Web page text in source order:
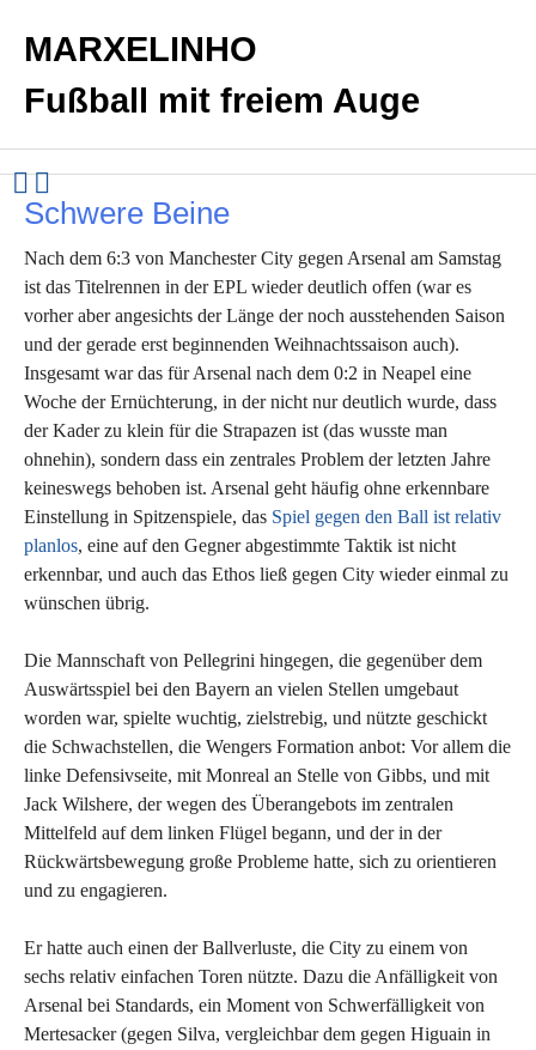
MARXELINHO
Fußball mit freiem Auge
Schwere Beine
Nach dem 6:3 von Manchester City gegen Arsenal am Samstag
ist das Titelrennen in der EPL wieder deutlich offen (war es
vorher aber angesichts der Länge der noch ausstehenden Saison
und der gerade erst beginnenden Weihnachtssaison auch).
Insgesamt war das für Arsenal nach dem 0:2 in Neapel eine
Woche der Ernüchterung, in der nicht nur deutlich wurde, dass
der Kader zu klein für die Strapazen ist (das wusste man
ohnehin), sondern dass ein zentrales Problem der letzten Jahre
keineswegs behoben ist. Arsenal geht häufig ohne erkennbare
Einstellung in Spitzenspiele, das Spiel gegen den Ball ist relativ
planlos, eine auf den Gegner abgestimmte Taktik ist nicht
erkennbar, und auch das Ethos ließ gegen City wieder einmal zu
wünschen übrig.
Die Mannschaft von Pellegrini hingegen, die gegenüber dem
Auswärtsspiel bei den Bayern an vielen Stellen umgebaut
worden war, spielte wuchtig, zielstrebig, und nützte geschickt
die Schwachstellen, die Wengers Formation anbot: Vor allem die
linke Defensivseite, mit Monreal an Stelle von Gibbs, und mit
Jack Wilshere, der wegen des Überangebots im zentralen
Mittelfeld auf dem linken Flügel begann, und der in der
Rückwärtsbewegung große Probleme hatte, sich zu orientieren
und zu engagieren.
Er hatte auch einen der Ballverluste, die City zu einem von
sechs relativ einfachen Toren nützte. Dazu die Anfälligkeit von
Arsenal bei Standards, ein Moment von Schwerfälligkeit von
Mertesacker (gegen Silva, vergleichbar dem gegen Higuain in